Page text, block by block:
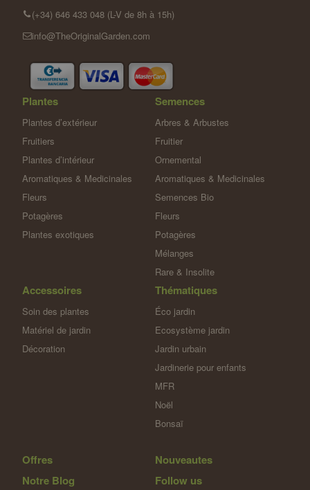
(+34) 646 433 048 (L-V de 8h à 15h)
info@TheOriginalGarden.com
Plantes
Plantes d’extérieur
Fruitiers
Plantes d’intérieur
Aromatiques & Medicinales
Fleurs
Potagères
Plantes exotiques
Semences
Arbres & Arbustes
Fruitier
Ornemental
Aromatiques & Medicinales
Semences Bio
Fleurs
Potagères
Mélanges
Rare & Insolite
Accessoires
Soin des plantes
Matériel de jardin
Décoration
Thématiques
Éco jardin
Ecosystème jardin
Jardin urbain
Jardinerie pour enfants
MFR
Noël
Bonsaï
Offres
Nouveautes
Notre Blog
Follow us